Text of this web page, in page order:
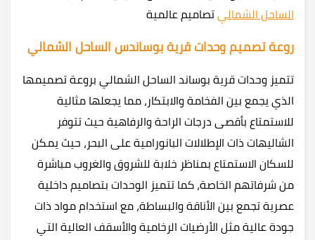
الساحل الشمالي تصاميم عالمية
روعة تصميم وحدات قرية بوساندس الساحل الشمالي
تتميز وحدات قرية بوساند الساحل الشمالي بروعة تصميمها
الذي يجمع بين الفخامة والابتكار، مما يجعلها مثالية
للاستمتاع بأقصى درجات الراحة والرفاهية حيث تتوفر
الشاليهات ذات الإطلالات البانورامية على البحر، حيث يمكن
للسكان الاستمتاع بمناظر خلابة للشروق والغروب مباشرة
من شرفاتهم الخاصة، كما تتميز الوحدات بتصاميم داخلية
عصرية تجمع بين الأناقة والبساطة، مع استخدام مواد ذات
جودة عالية مثل الأرضيات الرخامية والأسقف العالية التي